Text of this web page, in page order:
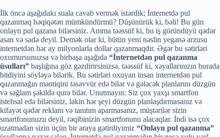
İlk öncə aşağıdakı suala cavab vermək istərdik; İnternetdə pul
qazanmaq həqiqətən mümkündürmü? Düşünürük ki, bəli! Bu gün
onlayn pul qazana bilərsiniz. Amma təəssüf ki, bu iş göründüyü qədər
asan və sadə deyil. Demək olar ki, bütün yeni nəslin yeganə arzusu
internetdən hər ay milyonlarla dollar qazanmaqdır. Əgər bu sətirləri
oxumursunuzsa və birbaşa aşağıda “İnternetdən pul qazanma
üsulları” başlığına göz gəzdirirsinizsə, təəssüf ki, xəyallarınızın burada
bitdiyini söyləyə bilərik. Bu sətirləri oxuyan insan internetdən pul
qazanmağın məntiqini təsəvvür edə bilər və gələcək planlarını düzgün
və sağlam şəkildə qura bilər. Unutmayın: Siz çox yaxşı smartfon
istehsal edə bilərsiniz, lakin hər şeyi düzgün planlaşdırmasanız və
kifayət qədər reklam və tanıtım aparmasanız, müştərilər sizin
smartfonunuzu deyil, rəqibinizin smartfonunu alacaqlar. İndi isə çox
uzatmadan sizin üçün bir araya gətirdiyimiz “Onlayn pul qazanma”